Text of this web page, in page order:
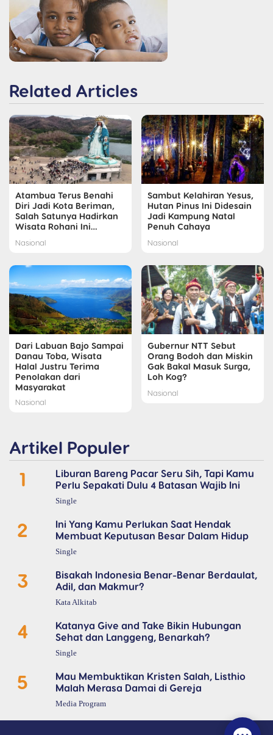
Related Articles
Atambua Terus Benahi
Diri Jadi Kota Beriman,
Salah Satunya Hadirkan
Wisata Rohani Ini…
Nasional
Sambut Kelahiran Yesus,
Hutan Pinus Ini Didesain
Jadi Kampung Natal
Penuh Cahaya
Nasional
Dari Labuan Bajo Sampai
Danau Toba, Wisata
Halal Justru Terima
Penolakan dari
Masyarakat
Nasional
Gubernur NTT Sebut
Orang Bodoh dan Miskin
Gak Bakal Masuk Surga,
Loh Kog?
Nasional
Artikel Populer
1
Liburan Bareng Pacar Seru Sih, Tapi Kamu
Perlu Sepakati Dulu 4 Batasan Wajib Ini
Single
2
Ini Yang Kamu Perlukan Saat Hendak
Membuat Keputusan Besar Dalam Hidup
Single
3
Bisakah Indonesia Benar-Benar Berdaulat,
Adil, dan Makmur?
Kata Alkitab
4
Katanya Give and Take Bikin Hubungan
Sehat dan Langgeng, Benarkah?
Single
5
Mau Membuktikan Kristen Salah, Listhio
Malah Merasa Damai di Gereja
Media Program